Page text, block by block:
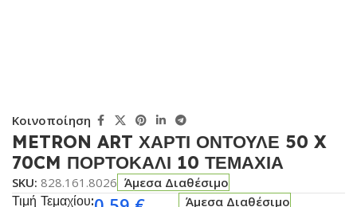
Κοινοποίηση
METRON ART ΧΑΡΤΙ ΟΝΤΟΥΛΕ 50 X
70CM ΠΟΡΤΟΚΑΛΙ 10 ΤΕΜΑΧΙΑ
SKU: 828.161.8026 Άμεσα Διαθέσιμο
Τιμή Τεμαχίου:
Άμεσα Διαθέσιμο